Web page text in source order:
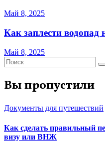
Май 8, 2025
Как заплести водопад
Май 8, 2025
Вы пропустили
Документы для путешествий
Как сделать правильный
визу или ВНЖ